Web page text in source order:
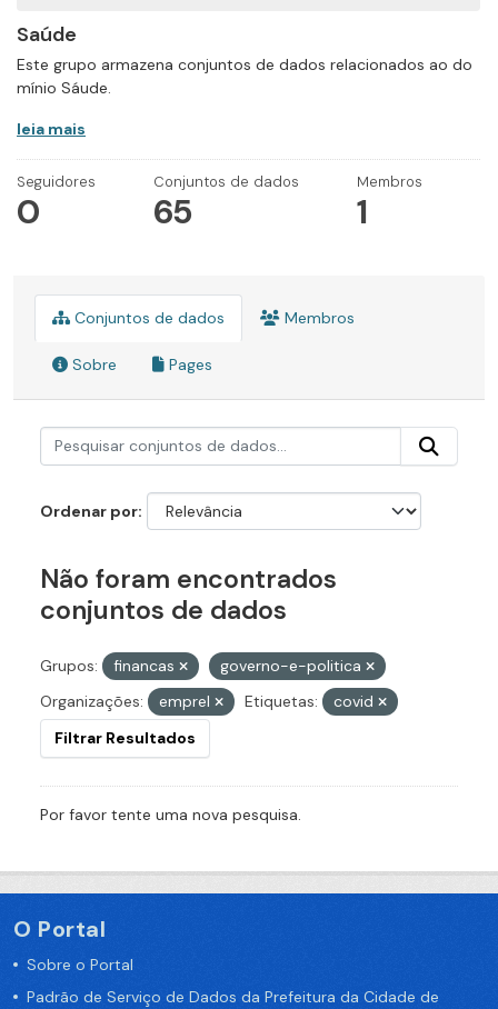
Saúde
Este grupo armazena conjuntos de dados relacionados ao do
mínio Sáude.
leia mais
Seguidores
0
Conjuntos de dados
65
Membros
1
Conjuntos de dados Membros
Sobre Pages
Ordenar por
Não foram encontrados
conjuntos de dados
Grupos: financas
governo-e-politica
Organizações:
emprel Etiquetas:
covid
Filtrar Resultados
Por favor tente uma nova pesquisa.
O Portal
Sobre o Portal
Padrão de Serviço de Dados da Prefeitura da Cidade de